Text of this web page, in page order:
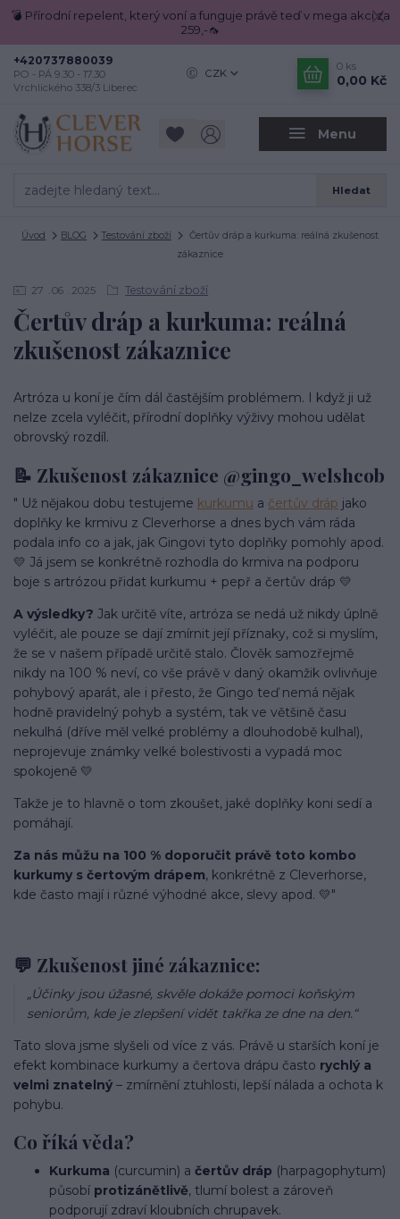
💣 Přírodní repelent, který voní a funguje právě teď v mega akci za
259,-🦟
Menu
CZK
Hledat
+420737880039
PO - PÁ 9.30 - 17.30
Vrchlického 338/3 Liberec
0 ks
0,00 Kč
Úvod BLOG Testování zboží
Čertův dráp a kurkuma: reálná zkušenost
zákaznice
27 06 2025 Testování zboží
Čertův dráp a kurkuma: reálná
zkušenost zákaznice
Artróza u koní je čím dál častějším problémem. I když ji už
nelze zcela vyléčit, přírodní doplňky výživy mohou udělat
obrovský rozdíl.
📝 Zkušenost zákaznice @gingo_welshcob
" Už nějakou dobu testujeme kurkumu a čertův dráp jako
doplňky ke krmivu z Cleverhorse a dnes bych vám ráda
podala info co a jak, jak Gingovi tyto doplňky pomohly apod.
💛 Já jsem se konkrétně rozhodla do krmiva na podporu
boje s artrózou přidat kurkumu + pepř a čertův dráp 💛
A výsledky? Jak určitě víte, artróza se nedá už nikdy úplně
vyléčit, ale pouze se dají zmírnit její příznaky, což si myslím,
že se v našem případě určitě stalo. Člověk samozřejmě
nikdy na 100 % neví, co vše právě v daný okamžik ovlivňuje
pohybový aparát, ale i přesto, že Gingo teď nemá nějak
hodně pravidelný pohyb a systém, tak ve většině času
nekulhá (dříve měl velké problémy a dlouhodobě kulhal),
neprojevuje známky velké bolestivosti a vypadá moc
spokojeně 💛
Takže je to hlavně o tom zkoušet, jaké doplňky koni sedí a
pomáhají.
Za nás můžu na 100 % doporučit právě toto kombo
kurkumy s čertovým drápem, konkrétně z Cleverhorse,
kde často mají i různé výhodné akce, slevy apod. 💛"
💬 Zkušenost jiné zákaznice:
„Účinky jsou úžasné, skvěle dokáže pomoci koňským
seniorům, kde je zlepšení vidět takřka ze dne na den.“
Tato slova jsme slyšeli od více z vás. Právě u starších koní je
efekt kombinace kurkumy a čertova drápu často rychlý a
velmi znatelný – zmírnění ztuhlosti, lepší nálada a ochota k
pohybu.
Co říká věda?
Kurkuma (curcumin) a čertův dráp (harpagophytum)
působí protizánětlivě, tlumí bolest a zároveň
podporují zdraví kloubních chrupavek.